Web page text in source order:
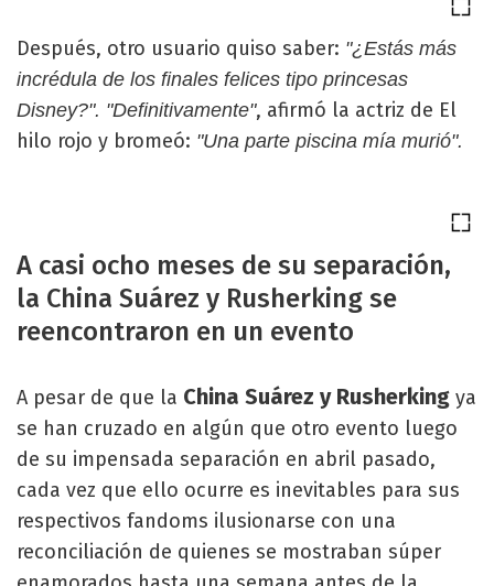
Después, otro usuario quiso saber: "¿Estás más
incrédula de los finales felices tipo princesas
Disney?". "Definitivamente", afirmó la actriz de El
hilo rojo y bromeó: "Una parte piscina mía murió".
A casi ocho meses de su separación,
la China Suárez y Rusherking se
reencontraron en un evento
A pesar de que la China Suárez y Rusherking ya
se han cruzado en algún que otro evento luego
de su impensada separación en abril pasado,
cada vez que ello ocurre es inevitables para sus
respectivos fandoms ilusionarse con una
reconciliación de quienes se mostraban súper